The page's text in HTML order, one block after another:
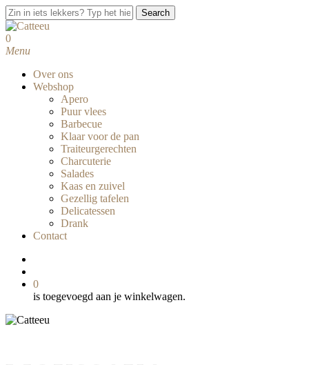
Skip
to
main
content
Search
Close
Search
search
0
Menu
Over ons
Webshop
Apero
Puur vlees
Barbecue
Klaar voor de pan
Traiteurgerechten
Charcuterie
Salades
Kaas en zuivel
Gezellig tafelen
Delicatessen
Drank
Contact
0
is toegevoegd aan je winkelwagen.